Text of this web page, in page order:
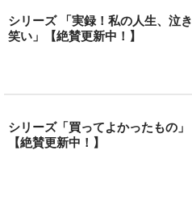
シリーズ 「実録！私の人生、泣き
笑い」【絶賛更新中！】
シリーズ「買ってよかったもの」
【絶賛更新中！】